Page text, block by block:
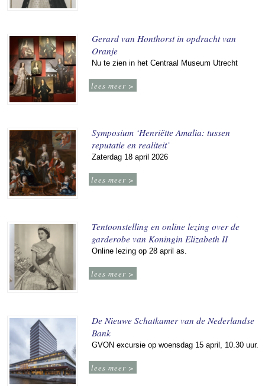
Gerard van Honthorst in opdracht van
Oranje
Nu te zien in het Centraal Museum Utrecht
lees meer >
Symposium ‘Henriëtte Amalia: tussen
reputatie en realiteit’
Zaterdag 18 april 2026
lees meer >
Tentoonstelling en online lezing over de
garderobe van Koningin Elizabeth II
Online lezing op 28 april as.
lees meer >
De Nieuwe Schatkamer van de Nederlandse
Bank
GVON excursie op woensdag 15 april, 10.30 uur.
lees meer >